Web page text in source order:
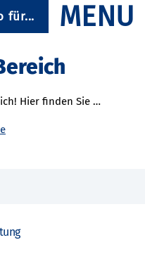
für...
Hier finden Sie …